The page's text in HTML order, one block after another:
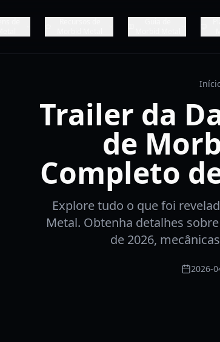
Trailer da
de
Completo
Explore tudo o que foi
Metal. Obtenha detalhes
de 2026,
2026-